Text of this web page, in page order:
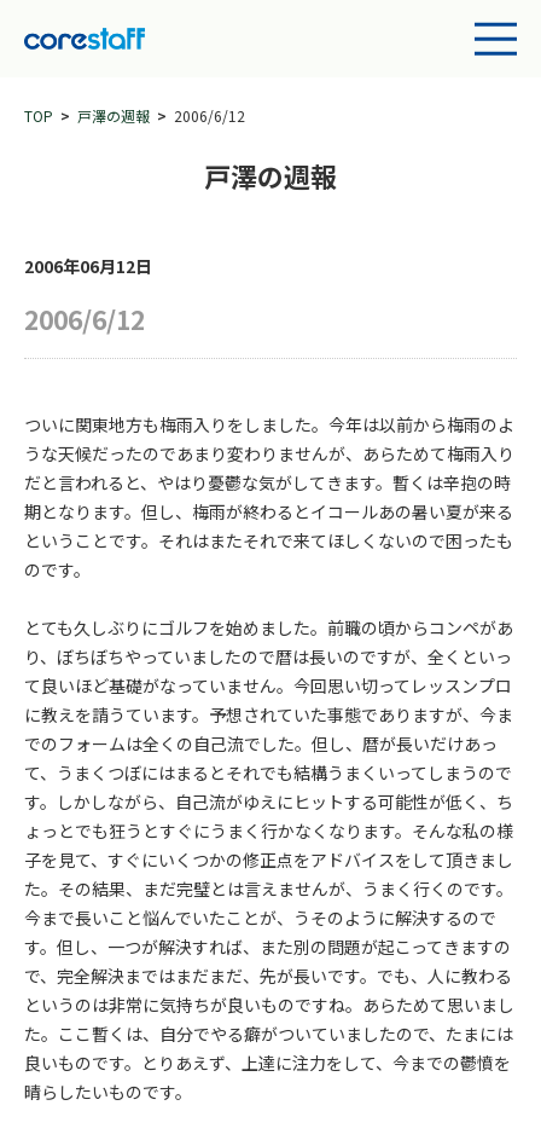
TOP 戸澤の週報 2006/6/12
戸澤の週報
2006年06月12日
2006/6/12
ついに関東地方も梅雨入りをしました。今年は以前から梅雨のよ
うな天候だったのであまり変わりませんが、あらためて梅雨入り
だと言われると、やはり憂鬱な気がしてきます。暫くは辛抱の時
期となります。但し、梅雨が終わるとイコールあの暑い夏が来る
ということです。それはまたそれで来てほしくないので困ったも
のです。
とても久しぶりにゴルフを始めました。前職の頃からコンペがあ
り、ぼちぼちやっていましたので暦は長いのですが、全くといっ
て良いほど基礎がなっていません。今回思い切ってレッスンプロ
に教えを請うています。予想されていた事態でありますが、今ま
でのフォームは全くの自己流でした。但し、暦が長いだけあっ
て、うまくつぼにはまるとそれでも結構うまくいってしまうので
す。しかしながら、自己流がゆえにヒットする可能性が低く、ち
ょっとでも狂うとすぐにうまく行かなくなります。そんな私の様
子を見て、すぐにいくつかの修正点をアドバイスをして頂きまし
た。その結果、まだ完璧とは言えませんが、うまく行くのです。
今まで長いこと悩んでいたことが、うそのように解決するので
す。但し、一つが解決すれば、また別の問題が起こってきますの
で、完全解決まではまだまだ、先が長いです。でも、人に教わる
というのは非常に気持ちが良いものですね。あらためて思いまし
た。ここ暫くは、自分でやる癖がついていましたので、たまには
良いものです。とりあえず、上達に注力をして、今までの鬱憤を
晴らしたいものです。